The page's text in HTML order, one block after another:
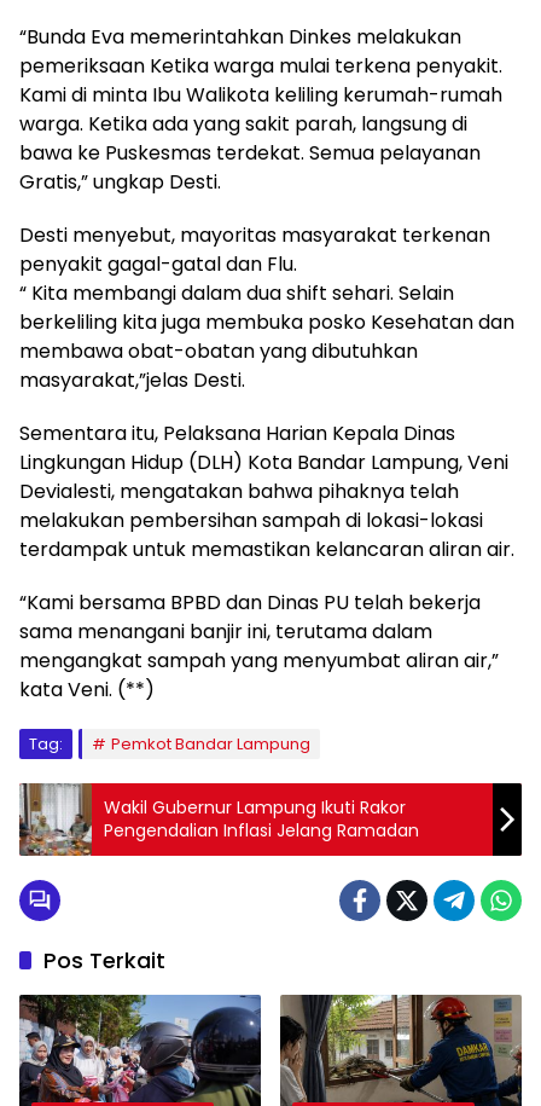
“Bunda Eva memerintahkan Dinkes melakukan
pemeriksaan Ketika warga mulai terkena penyakit.
Kami di minta Ibu Walikota keliling kerumah-rumah
warga. Ketika ada yang sakit parah, langsung di
bawa ke Puskesmas terdekat. Semua pelayanan
Gratis,” ungkap Desti.
Desti menyebut, mayoritas masyarakat terkenan
penyakit gagal-gatal dan Flu.
“ Kita membangi dalam dua shift sehari. Selain
berkeliling kita juga membuka posko Kesehatan dan
membawa obat-obatan yang dibutuhkan
masyarakat,”jelas Desti.
Sementara itu, Pelaksana Harian Kepala Dinas
Lingkungan Hidup (DLH) Kota Bandar Lampung, Veni
Devialesti, mengatakan bahwa pihaknya telah
melakukan pembersihan sampah di lokasi-lokasi
terdampak untuk memastikan kelancaran aliran air.
“Kami bersama BPBD dan Dinas PU telah bekerja
sama menangani banjir ini, terutama dalam
mengangkat sampah yang menyumbat aliran air,”
kata Veni. (**)
Tag: Pemkot Bandar Lampung
Wakil Gubernur Lampung Ikuti Rakor
Pengendalian Inflasi Jelang Ramadan
Pos Terkait